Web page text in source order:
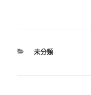
分
未分類